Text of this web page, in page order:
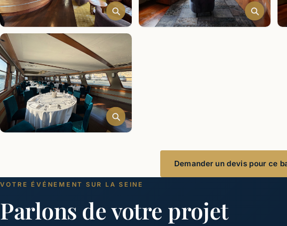
Demander un devis pour ce
VOTRE ÉVÉNEMENT SUR LA SEINE
Parlons de votre projet